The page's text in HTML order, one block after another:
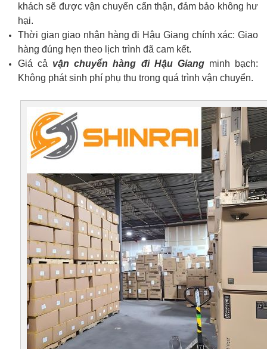
khách sẽ được vận chuyển cẩn thận, đảm bảo không hư
hại.
Thời gian giao nhận hàng đi Hậu Giang chính xác: Giao
hàng đúng hẹn theo lịch trình đã cam kết.
Giá cả vận chuyển hàng đi Hậu Giangminh bạch:
Không phát sinh phí phụ thu trong quá trình vận chuyển.